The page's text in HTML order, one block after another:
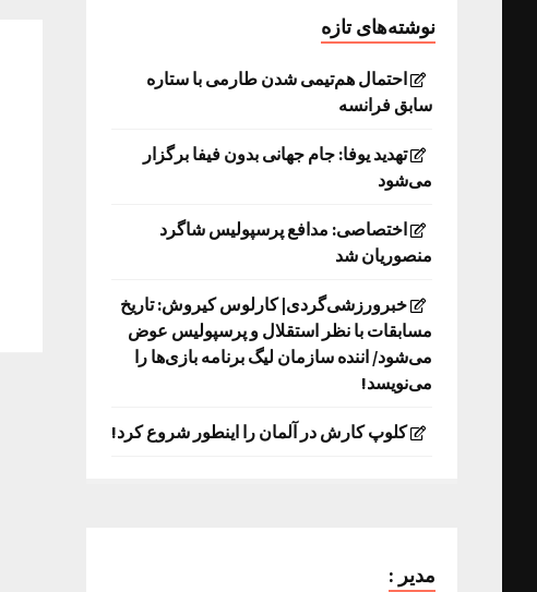
نوشته‌های تازه
احتمال هم‌تیمی شدن طارمی با ستاره
سابق فرانسه
تهدید یوفا: جام جهانی بدون فیفا برگزار
می‌شود
اختصاصی: مدافع پرسپولیس شاگرد
منصوریان شد
خبرورزشی‌گردی| کارلوس کیروش: تاریخ
مسابقات با نظر استقلال و پرسپولیس عوض
می‌شود/ اننده سازمان لیگ برنامه بازی‌ها را
می‌نویسد!
کلوپ کارش در آلمان را اینطور شروع کرد!
مدیر :